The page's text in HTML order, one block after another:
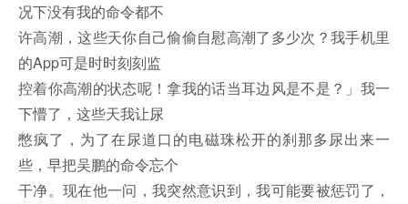
况下没有我的命令都不
许高潮，这些天你自己偷偷自慰高潮了多少次？我手机里
的App可是时时刻刻监
控着你高潮的状态呢！拿我的话当耳边风是不是？」我一
下懵了，这些天我让尿
憋疯了，为了在尿道口的电磁珠松开的刹那多尿出来一
些，早把吴鹏的命令忘个
干净。现在他一问，我突然意识到，我可能要被惩罚了，